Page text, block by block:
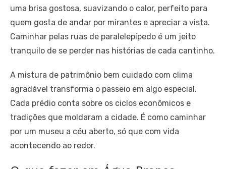
uma brisa gostosa, suavizando o calor, perfeito para
quem gosta de andar por mirantes e apreciar a vista.
Caminhar pelas ruas de paralelepípedo é um jeito
tranquilo de se perder nas histórias de cada cantinho.
A mistura de patrimônio bem cuidado com clima
agradável transforma o passeio em algo especial.
Cada prédio conta sobre os ciclos econômicos e
tradições que moldaram a cidade. É como caminhar
por um museu a céu aberto, só que com vida
acontecendo ao redor.